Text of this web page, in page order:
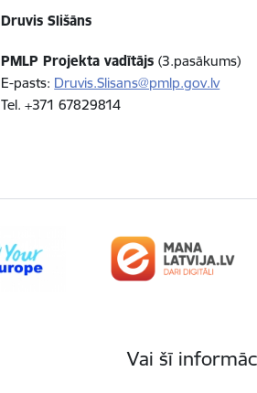
Druvis Slišāns
PMLP Projekta vadītājs(3.pasākums)
E-pasts: Druvis.Slisans@pmlp.gov.lv
Tel. +37167829814
Vai šī